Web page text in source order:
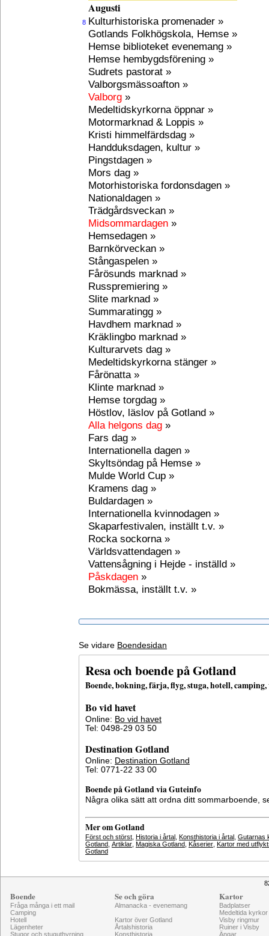
Augusti
8 Kulturhistoriska promenader »
Gotlands Folkhögskola, Hemse »
Hemse biblioteket evenemang »
Hemse hembygdsförening »
Sudrets pastorat »
Valborgsmässoafton »
Valborg »
Medeltidskyrkorna öppnar »
Motormarknad & Loppis »
Kristi himmelfärdsdag »
Handduksdagen, kultur »
Pingstdagen »
Mors dag »
Motorhistoriska fordonsdagen »
Nationaldagen »
Trädgårdsveckan »
Midsommardagen »
Hemsedagen »
Barnkörveckan »
Stångaspelen »
Fårösunds marknad »
Russpremiering »
Slite marknad »
Summaratingg »
Havdhem marknad »
Kräklingbo marknad »
Kulturarvets dag »
Medeltidskyrkorna stänger »
Fårönatta »
Klinte marknad »
Hemse torgdag »
Höstlov, läslov på Gotland »
Alla helgons dag »
Fars dag »
Internationella dagen »
Skyltsöndag på Hemse »
Mulde World Cup »
Kramens dag »
Buldardagen »
Internationella kvinnodagen »
Skaparfestivalen, inställt t.v. »
Rocka sockorna »
Världsvattendagen »
Vattensågning i Hejde - inställd »
Påskdagen »
Bokmässa, inställt t.v. »
Se vidare Boendesidan
Resa och boende på Gotland
Boende, bokning, färja, flyg, stuga, hotell,
Bo vid havet
Online: Bo vid havet
Tel: 0498-29 03 50
Destination Gotland
Online: Destination Gotland
Tel: 0771-22 33 00
Boende på Gotland via Guteinfo
Några olika sätt att ordna ditt sommarboende,
Mer om Gotland
Först och störst Historia i årtal Konsthistoria i årtal Gutarnas
Gotland Artiklar Magiska Gotland Kåserier Kartor med
Gotland
Boende
Fråga många i ett mail
Camping
Hotell
Lägenheter
Stugor och stuguthyrning
Se och göra
Almanacka - evenemang
Kartor över Gotland
Årtalshistoria
Konsthistoria
Kartor
Badplatser
Medeltida kyrkor
Visby ringmur
Ruiner i Visby
Ängar